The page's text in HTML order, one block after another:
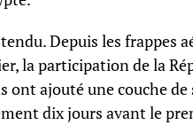
Depuis les frappes
la participation de la
ont ajouté une couche de
dix jours avant le